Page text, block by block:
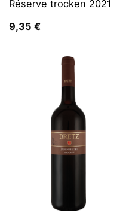
Réserve trocken 2021
9,35 €